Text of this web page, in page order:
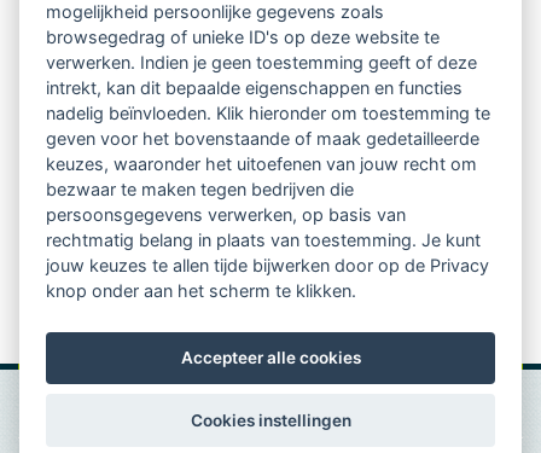
Vindbaar voor opdrachtgevers
Tijdschrift voor
Begeleidingskunde & kennisbank
Beroepsregistratie (LVSC keurmerk)
Lid worden van LVSC
mogelijkheid persoonlijke gegevens zoals
browsegedrag of unieke ID's op deze website te
verwerken. Indien je geen toestemming geeft of deze
intrekt, kan dit bepaalde eigenschappen en functies
nadelig beïnvloeden. Klik hieronder om toestemming te
geven voor het bovenstaande of maak gedetailleerde
keuzes, waaronder het uitoefenen van jouw recht om
bezwaar te maken tegen bedrijven die
persoonsgegevens verwerken, op basis van
rechtmatig belang in plaats van toestemming. Je kunt
jouw keuzes te allen tijde bijwerken door op de Privacy
knop onder aan het scherm te klikken.
Accepteer alle cookies
Cookies instellingen